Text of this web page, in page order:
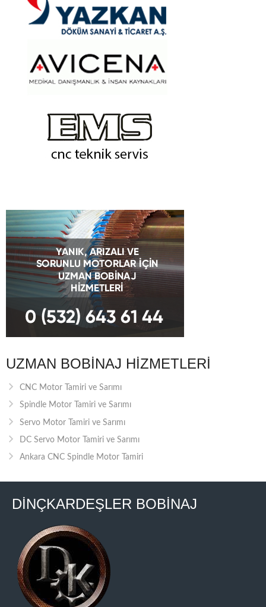
UZMAN BOBINAJ HIZMETLERI
CNC Motor Tamiri ve Sarımı
Spindle Motor Tamiri ve Sarımı
Servo Motor Tamiri ve Sarımı
DC Servo Motor Tamiri ve Sarımı
Ankara CNC Spindle Motor Tamiri
DİNÇKARDEŞLER BOBİNAJ